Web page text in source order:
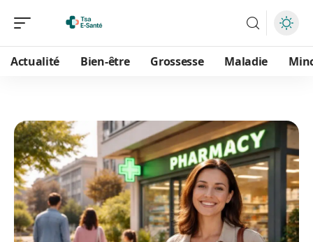
Actualité Bien-être Grossesse Maladie